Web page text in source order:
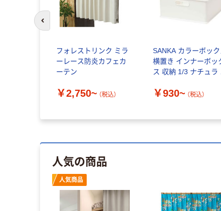
フォレストリンク ミラ
ーレース防炎カフェカ
ーテン
￥2,750~ （税込）
SANKA カラーボック
横置き インナーボッ
ス 収納 1/3 ナチュラ
ク 日本製
￥930~ （税込）
前のスライドへ
人気の商品
人気商品